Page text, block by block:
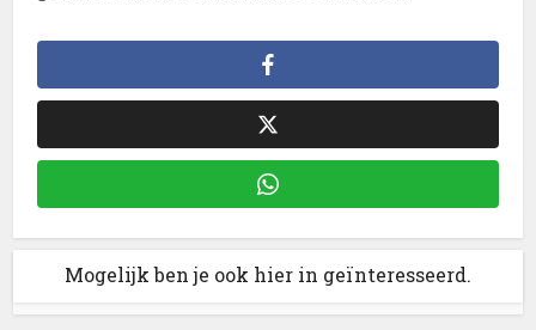
Mogelijk ben je ook hier in geïnteresseerd.